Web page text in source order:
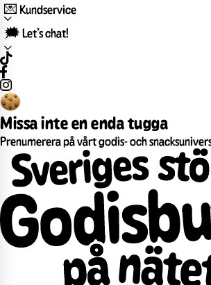
💌 Kundservice
🗯️ Let’s chat!
Missa inte en enda tugga
Prenumerera på vårt godis- och